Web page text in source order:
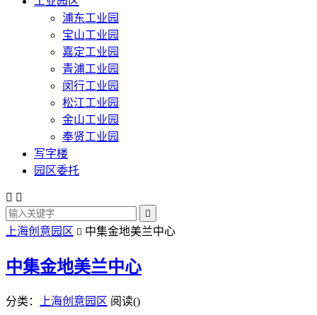
浦东工业园
宝山工业园
嘉定工业园
青浦工业园
闵行工业园
松江工业园
金山工业园
奉贤工业园
写字楼
园区委托
 

上海创意园区  中集金地美兰中心
中集金地美兰中心
分类： 上海创意园区 阅读()